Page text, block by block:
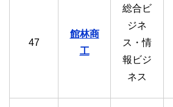
47
館林商
工
総合ビ
ジネ
ス・情
報ビジ
ネス